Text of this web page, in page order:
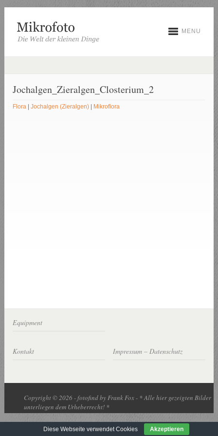
MENU
Jochalgen_Zieralgen_Closterium_2
Flora |Jochalgen (Zieralgen) Mikroflora
Equipment
Kontakt Impressum – Datenschutz
Copyright © 2026 - fotofind by Frank Fox - * Alle hier gezeigten Bilder
unterliegen dem Urheberrecht! *
Diese Webseite verwendet Cookies Akzeptieren